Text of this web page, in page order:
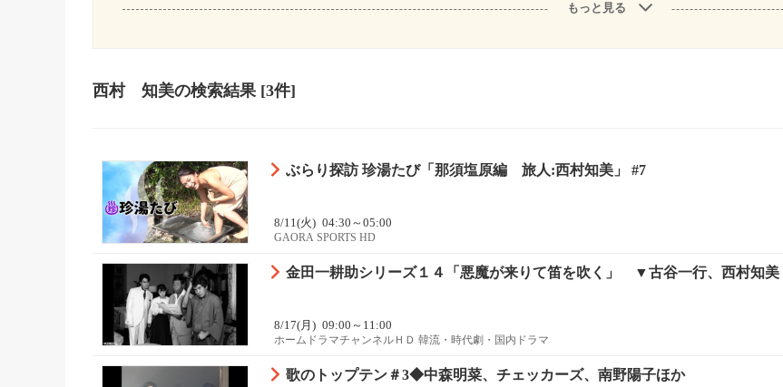
もっと見る
西村 知美の検索結果 [3件]
ぶらり探訪 珍湯たび「那須塩原編 旅人:西村知美」 #7
8/11(火) 04:30～05:00
GAORA SPORTS HD
金田一耕助シリーズ１４「悪魔が来りて笛を吹く」 ▼古谷一行、西村知美
8/17(月) 09:00～11:00
ホームドラマチャンネルＨＤ 韓流・時代劇・国内ドラマ
歌のトップテン＃3◆中森明菜、チェッカーズ、南野陽子ほか